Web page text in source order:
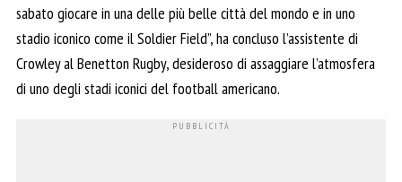
sabato giocare in una delle più belle città del mondo e in uno
stadio iconico come il Soldier Field”, ha concluso l’assistente di
Crowley al Benetton Rugby, desideroso di assaggiare l’atmosfera
di uno degli stadi iconici del football americano.